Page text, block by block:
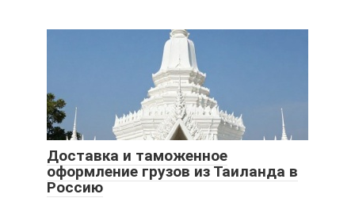
Доставка и таможенное
оформление грузов из Таиланда в
Россию